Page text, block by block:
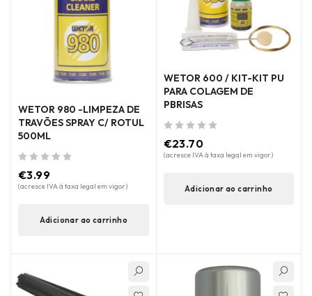
WETOR 980 -LIMPEZA DE
TRAVÕES SPRAY C/ ROTUL
500ML
€3.99
(acresce IVA à taxa legal em vigor)
Adicionar ao carrinho
WETOR 600 / KIT-KIT PU
PARA COLAGEM DE
PBRISAS
€23.70
(acresce IVA à taxa legal em vigor)
Adicionar ao carrinho